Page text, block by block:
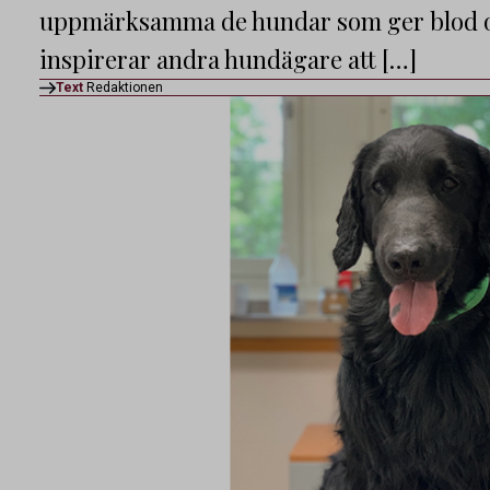
uppmärksamma de hundar som ger blod
inspirerar andra hundägare att […]
Text Redaktionen